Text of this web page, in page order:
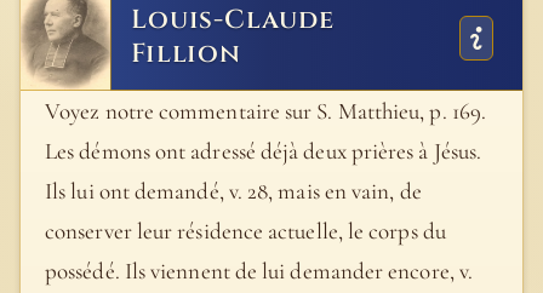
Louis-Claude
Fillion
Voyez notre commentaire sur S. Matthieu, p. 169.
Les démons ont adressé déjà deux prières à Jésus.
Ils lui ont demandé, v. 28, mais en vain, de
conserver leur résidence actuelle, le corps du
possédé. Ils viennent de lui demander encore, v.